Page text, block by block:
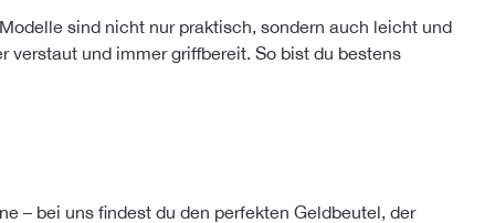
sind nicht nur praktisch, sondern auch leicht und
verstaut und immer griffbereit. So bist du bestens
– bei uns findest du den perfekten Geldbeutel, der